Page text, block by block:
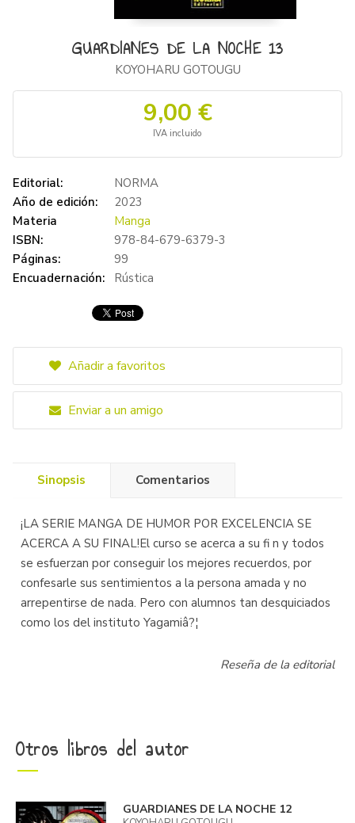
GUARDIANES DE LA NOCHE 13
KOYOHARU GOTOUGU
9,00 €
IVA incluido
Editorial:
NORMA
Año de edición:
2023
Materia
Manga
ISBN:
978-84-679-6379-3
Páginas:
99
Encuadernación:
Rústica
Añadir a favoritos
Enviar a un amigo
Sinopsis Comentarios
¡LA SERIE MANGA DE HUMOR POR EXCELENCIA SE
ACERCA A SU FINAL!El curso se acerca a su fi n y todos
se esfuerzan por conseguir los mejores recuerdos, por
confesarle sus sentimientos a la persona amada y no
arrepentirse de nada. Pero con alumnos tan desquiciados
como los del instituto Yagamiâ?¦
Reseña de la editorial
Otros libros del autor
GUARDIANES DE LA NOCHE 12